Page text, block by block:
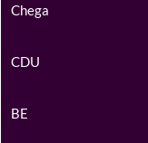
Chega
CDU
BE